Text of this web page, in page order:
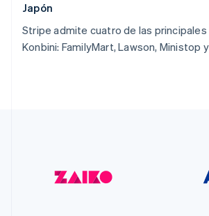
Japón
Stripe admite cuatro de las
Konbini: FamilyMart, Lawson, Ministop